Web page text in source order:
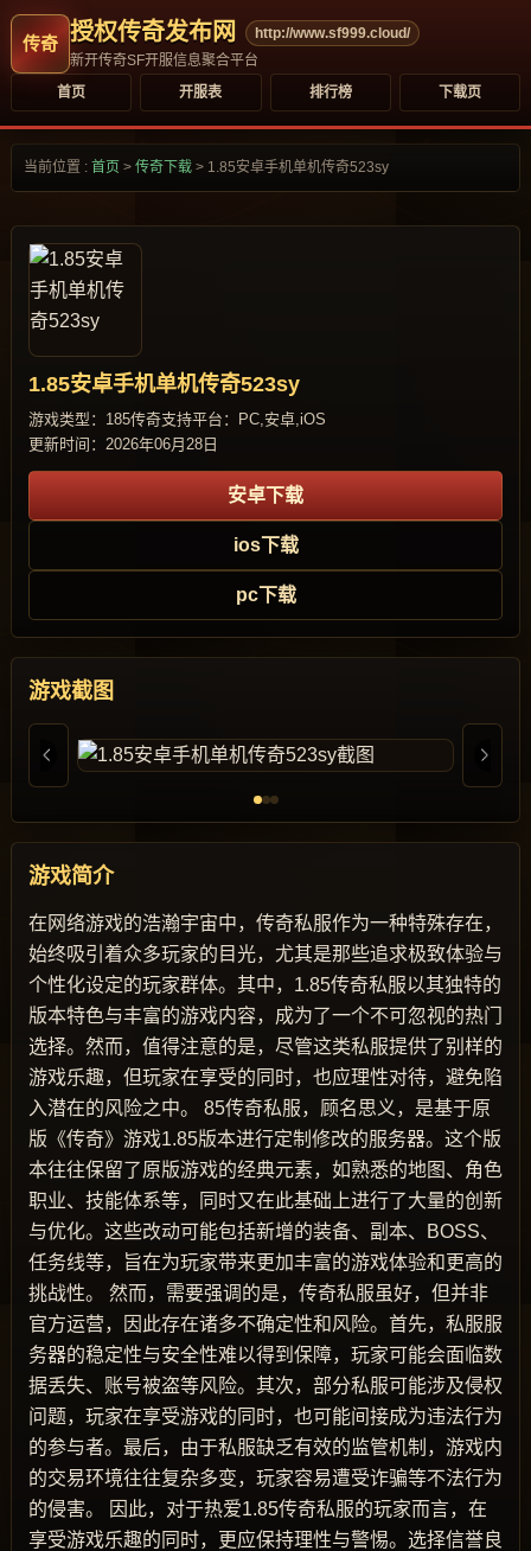
授权传奇发布网
http://www.sf999.cloud/
新开传奇SF开服信息聚合平台
首页
开服表 排行榜 下载页
当前位置 : 首页 > 传奇下载 > 1.85安卓手机单机传奇523sy
1.85安卓手机单机传奇523sy
游戏类型：185传奇支持平台：PC,安卓,iOS
更新时间：2026年06月28日
安卓下载
ios下载
pc下载
游戏截图
游戏简介
在网络游戏的浩瀚宇宙中，传奇私服作为一种特殊存在，
始终吸引着众多玩家的目光，尤其是那些追求极致体验与
个性化设定的玩家群体。其中，1.85传奇私服以其独特的
版本特色与丰富的游戏内容，成为了一个不可忽视的热门
选择。然而，值得注意的是，尽管这类私服提供了别样的
游戏乐趣，但玩家在享受的同时，也应理性对待，避免陷
入潜在的风险之中。 85传奇私服，顾名思义，是基于原
版《传奇》游戏1.85版本进行定制修改的服务器。这个版
本往往保留了原版游戏的经典元素，如熟悉的地图、角色
职业、技能体系等，同时又在此基础上进行了大量的创新
与优化。这些改动可能包括新增的装备、副本、BOSS、
任务线等，旨在为玩家带来更加丰富的游戏体验和更高的
挑战性。 然而，需要强调的是，传奇私服虽好，但并非
官方运营，因此存在诸多不确定性和风险。首先，私服服
务器的稳定性与安全性难以得到保障，玩家可能会面临数
据丢失、账号被盗等风险。其次，部分私服可能涉及侵权
问题，玩家在享受游戏的同时，也可能间接成为违法行为
的参与者。最后，由于私服缺乏有效的监管机制，游戏内
的交易环境往往复杂多变，玩家容易遭受诈骗等不法行为
的侵害。 因此，对于热爱1.85传奇私服的玩家而言，在
享受游戏乐趣的同时，更应保持理性与警惕。选择信誉良